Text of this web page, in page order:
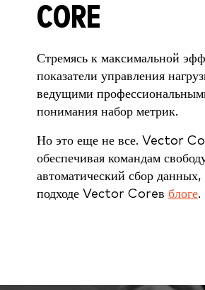
CORE
Стремясь к максимальной
показатели управления
ведущими
понимания набор метрик.
Но это еще не все. Vector
обеспечивая командам
автоматический сбор
подходе Vector Coreв блоге.